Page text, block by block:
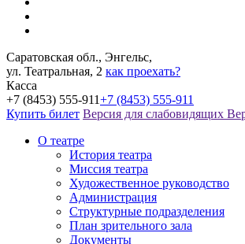
Саратовская обл., Энгельс,
ул. Театральная, 2 как проехать?
Касса
+7 (8453) 555-911+7 (8453) 555-911
Купить билет Версия для слабовидящих
О театре
История театра
Миссия театра
Художественное руководство
Администрация
Структурные подразделения
План зрительного зала
Документы